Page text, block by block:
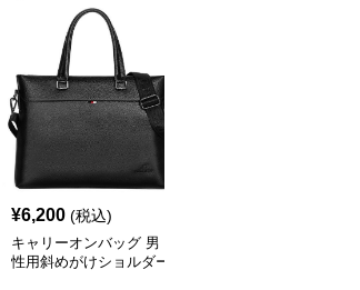
¥6,200 (税込)
キャリーオンバッグ 男
性用斜めがけショルダー